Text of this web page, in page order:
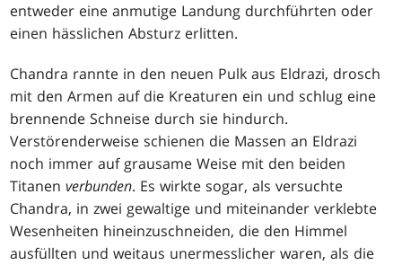
entweder eine anmutige Landung durchführten oder
einen hässlichen Absturz erlitten.
Chandra rannte in den neuen Pulk aus Eldrazi, drosch
mit den Armen auf die Kreaturen ein und schlug eine
brennende Schneise durch sie hindurch.
Verstörenderweise schienen die Massen an Eldrazi
noch immer auf grausame Weise mit den beiden
Titanenverbunden. Es wirkte sogar, als versuchte
Chandra, in zwei gewaltige und miteinander verklebte
Wesenheiten hineinzuschneiden, die den Himmel
ausfüllten und weitaus unermesslicher waren, als die